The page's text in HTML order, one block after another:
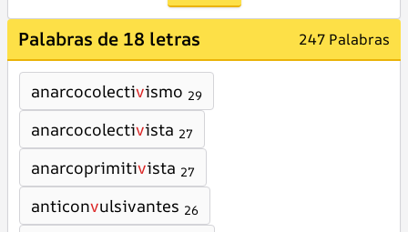
Palabras de 18 letras 247 Palabras
anarcocolectivismo 29
anarcocolectivista 27
anarcoprimitivista 27
anticonvulsivantes 26